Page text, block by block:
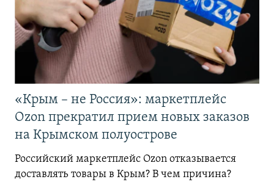
«Крым – не Россия»: маркетплейс
Ozon прекратил прием новых заказов
на Крымском полуострове
Российский маркетплейс Ozon отказывается
доставлять товары в Крым? В чем причина?